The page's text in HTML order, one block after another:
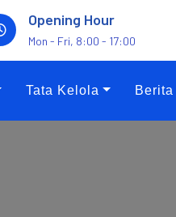
Opening Hour
Mon - Fri, 8:00 - 17:00
Tata Kelola Berita